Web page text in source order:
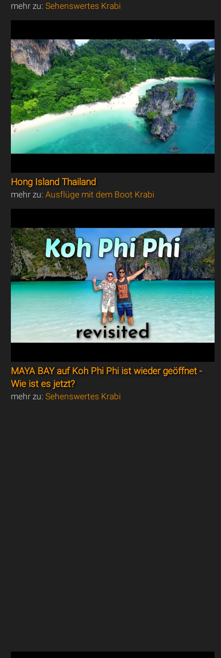
mehr zu:Sehenswertes Krabi
Hong Island Thailand
mehr zu:Ausflüge mit dem Boot Krabi
MAYA BAY auf Koh Phi Phi ist wieder geöffnet -
Wie ist es jetzt?
mehr zu:Sehenswertes Krabi